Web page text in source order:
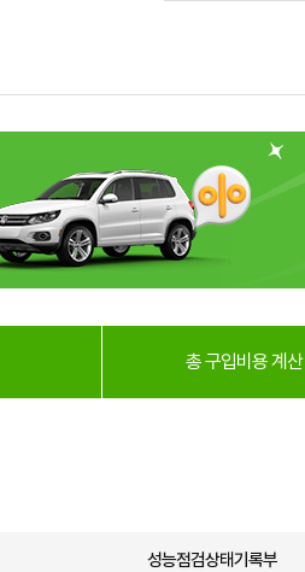
총 구입비용 계산
성능점검상태기록부